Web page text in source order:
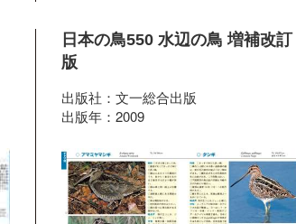
日本の鳥550 水辺の鳥 増補改訂
版
出版社：文一総合出版
出版年：2009